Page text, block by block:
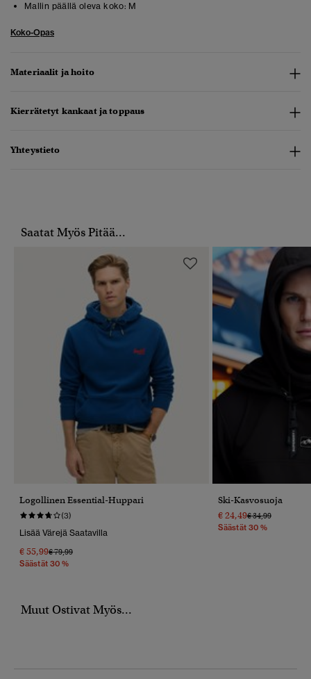
Mallin päällä oleva koko: M
Koko-Opas
Materiaalit ja hoito
Kierrätetyt kankaat ja toppaus
Yhteystieto
Saatat Myös Pitää...
Logollinen Essential-Huppari
(3)
Lisää Värejä Saatavilla
€ 55,99Hinta Alennettu Hinnasta
€ 79,99Hintaan
Säästät 30 %
Ski-Kasvosuoja
€ 24,49Hinta Alennettu
€ 34,99Hintaan
Säästät 30 %
Muut Ostivat Myös...